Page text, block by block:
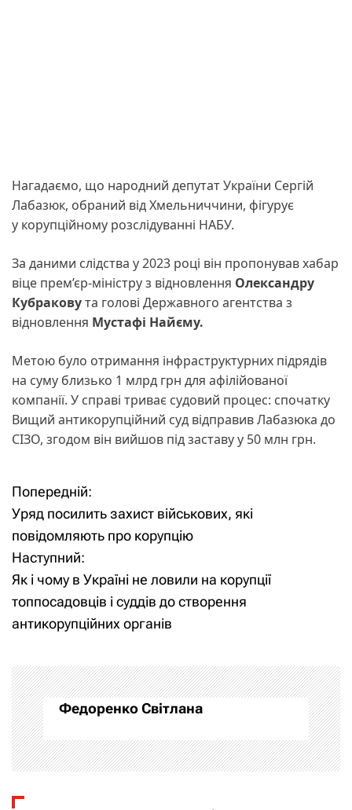
Нагадаємо, що народний депутат України Сергій
Лабазюк, обраний від Хмельниччини, фігурує
у корупційному розслідуванні НАБУ.
За даними слідства у 2023 році він пропонував хабар
віце прем’єр-міністру з відновлення Олександру
Кубраковута голові Державного агентства з
відновлення Мустафі Найєму.
Метою було отримання інфраструктурних підрядів
на суму близько 1 млрд грн для афілійованої
компанії. У справі триває судовий процес: спочатку
Вищий антикорупційний суд відправив Лабазюка до
СІЗО, згодом він вийшов під заставу у 50 млн грн.
Н
а
в
і
г
а
ц
і
я
з
Попередній:
Уряд посилить захист військових, які
повідомляють про корупцію
Наступний:
Як і чому в Україні не ловили на корупції
топпосадовців і суддів до створення
антикорупційних органів
Федоренко Світлана